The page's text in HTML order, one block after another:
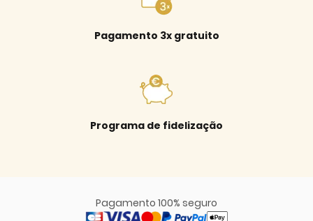
Pagamento 3x gratuito
Programa de fidelização
Pagamento 100% seguro